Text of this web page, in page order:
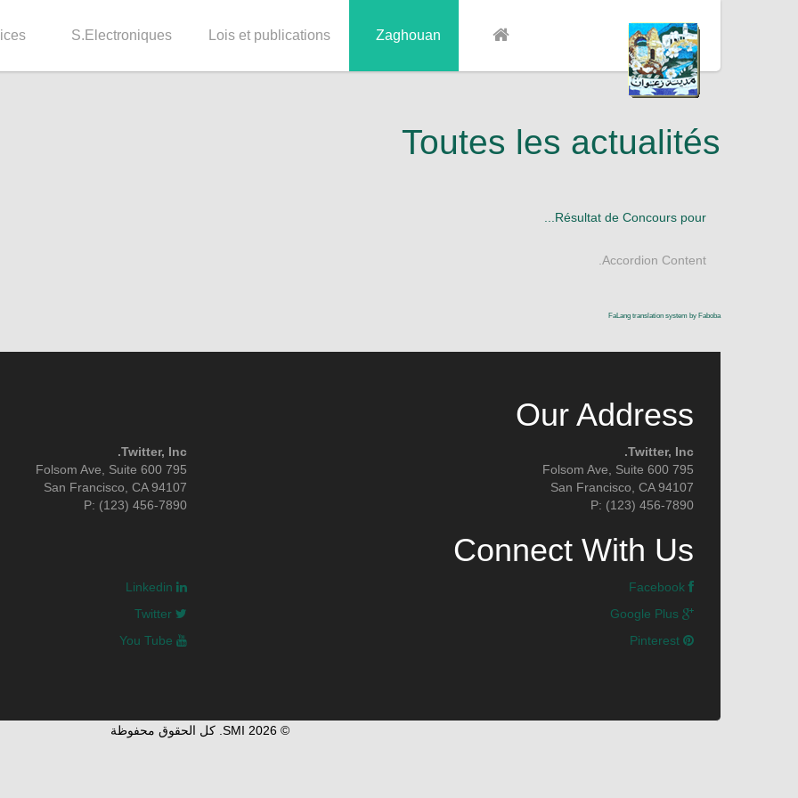
Zaghouan
Lois et publications
S.Electroniques
Toutes les actualités
Résultat de Concours pour...
Accordion Content.
FaLang translation system by Faboba
Our Address
Twitter, Inc.
795 Folsom Ave, Suite 600
San Francisco, CA 94107
P: (123) 456-7890
Twitter, Inc.
795 Folsom Ave, Suite 600
San Francisco, CA 94107
P: (123) 456-7890
Connect With Us
Twitter
© 2026 SMI. كل الحقوق محفوظة